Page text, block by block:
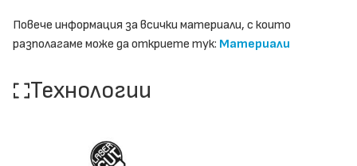
Повече информация за всички материали, с които
разполагаме може да откриете тук: Материали
Технологии